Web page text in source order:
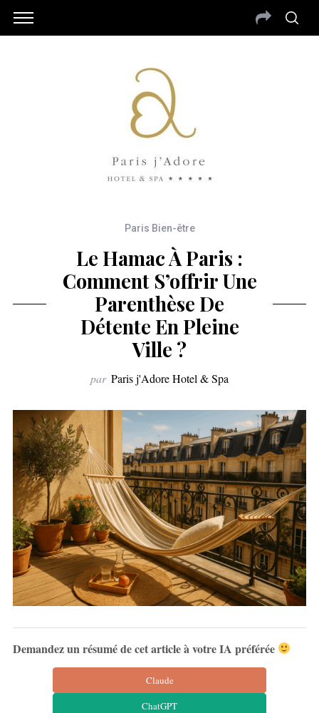
Paris Bien-être
Le Hamac À Paris :
Comment S’offrir Une
Parenthèse De
Détente En Pleine
Ville ?
par Paris j'Adore Hotel & Spa
Demandez un résumé de cet article à votre IA préférée
Claude
ChatGPT